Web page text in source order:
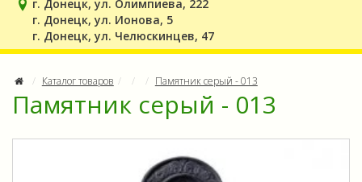
г. Донецк, ул. Олимпиева, 222
г. Донецк, ул. Ионова, 5
г. Донецк, ул. Челюскинцев, 47
Каталог товаров Памятник серый - 013
Памятник серый - 013